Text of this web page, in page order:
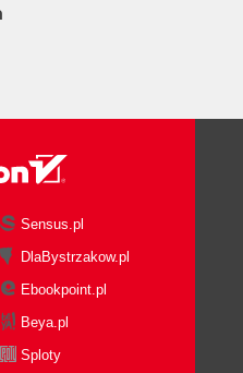
Sensus.pl
DlaBystrzakow.pl
Ebookpoint.pl
Beya.pl
Sploty